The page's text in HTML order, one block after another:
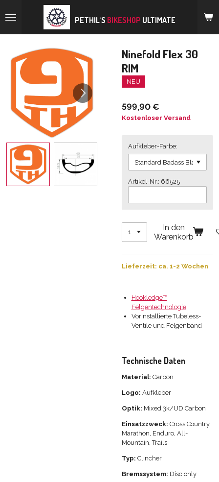
Hauptinhalt
PETHIL´S BIKESHOP ULTIMATE
Ninefold Flex 30
RIM
NEU
599,90 €
Kostenloser Versand
Aufkleber-Farbe:
Artikel-Nr.: 66525
In den
Warenkorb
Lieferzeit: ca. 1-2 Wochen
Hookledge™
Felgentechnologie
Vorinstallierte Tubeless-
Ventile und Felgenband
Technische Daten
Material: Carbon
Logo: Aufkleber
Optik: Mixed 3k/UD Carbon
Einsatzzweck: Cross Country,
Marathon, Enduro, All-
Mountain, Trails
Typ: Clincher
Bremssystem: Disc only